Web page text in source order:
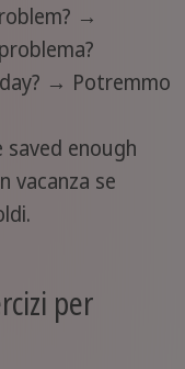
→
→ Potremmo
enough
vacanza se
per